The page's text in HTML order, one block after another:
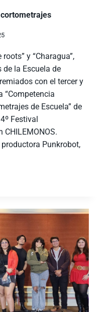
y “Charagua”,
la Escuela de
con el tercer y
“Competencia
de Escuela” de
Festival
productora Punkrobot,